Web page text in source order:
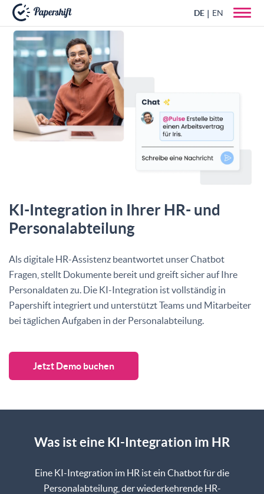
+49 721 50 95 79 69
DE EN
KI-Integration in Ihrer HR- und
Personal­abteilung
Als digitale HR-Assistenz beantwortet unser Chatbot
Fragen, stellt Dokumente bereit und greift sicher auf Ihre
Personaldaten zu. Die KI-Integration ist vollständig in
Papershift integriert und unterstützt Teams und Mitarbeiter
bei täglichen Aufgaben in der Personalabteilung.
Jetzt Demo buchen
Was ist eine KI-Integration im HR
Eine KI-Integration im HR ist ein Chatbot für die
Personalabteilung, der wiederkehrende HR-